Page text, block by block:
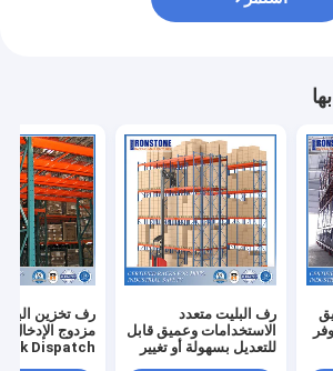
رف البليت متعدد
الاستخدامات وعميق قابل
للتعديل بسهولة أو تغيير
رف تخزين
مزدوج الإدخال
Dispatch